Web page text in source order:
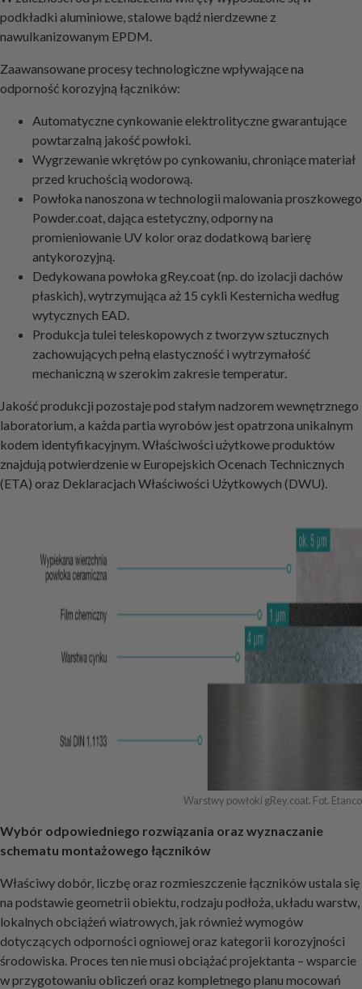
podkładki aluminiowe, stalowe bądź nierdzewne z
nawulkanizowanym EPDM.
Zaawansowane procesy technologiczne wpływające na
odporność korozyjną łączników:
Automatyczne cynkowanie elektrolityczne gwarantujące
powtarzalną jakość powłoki.
Wygrzewanie wkrętów po cynkowaniu, chroniące materiał
przed kruchością wodorową.
Powłoka nanoszona w technologii malowania proszkowego
Powder.coat, dająca estetyczny, odporny na
promieniowanie UV kolor oraz dodatkową barierę
antykorozyjną.
Dedykowana powłoka gRey.coat (np. do izolacji dachów
płaskich), wytrzymująca aż 15 cykli Kesternicha według
wytycznych EAD.
Produkcja tulei teleskopowych z tworzyw sztucznych
zachowujących pełną elastyczność i wytrzymałość
mechaniczną w szerokim zakresie temperatur.
Jakość produkcji pozostaje pod stałym nadzorem wewnętrznego
laboratorium, a każda partia wyrobów jest opatrzona unikalnym
kodem identyfikacyjnym. Właściwości użytkowe produktów
znajdują potwierdzenie w Europejskich Ocenach Technicznych
(ETA) oraz Deklaracjach Właściwości Użytkowych (DWU).
Warstwy powłoki gRey.coat. Fot. Etanco
Wybór odpowiedniego rozwiązania oraz wyznaczanie
schematu montażowego łączników
Właściwy dobór, liczbę oraz rozmieszczenie łączników ustala się
na podstawie geometrii obiektu, rodzaju podłoża, układu warstw,
lokalnych obciążeń wiatrowych, jak również wymogów
dotyczących odporności ogniowej oraz kategorii korozyjności
środowiska. Proces ten nie musi obciążać projektanta – wsparcie
w przygotowaniu obliczeń oraz kompletnego planu mocowań